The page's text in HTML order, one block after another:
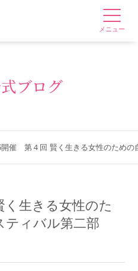
メニュー
ブログ
開催 第４回 賢く生きる女性のため
生きる女性のた
ティバル第二部